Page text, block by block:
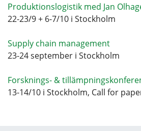
Produktionslogistik med Jan
22-23/9 + 6-7/10 i Stockholm
Supply chain management
23-24 september i Stockholm
Forsknings- &
13-14/10 i Stockholm, Call for